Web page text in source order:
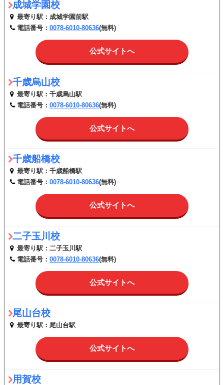
成城学園校
最寄り駅：成城学園前駅
電話番号： 0078-6010-80636(無料)
公式サイトへ
千歳烏山校
最寄り駅：千歳烏山駅
電話番号： 0078-6010-80636(無料)
公式サイトへ
千歳船橋校
最寄り駅：千歳船橋駅
電話番号： 0078-6010-80636(無料)
公式サイトへ
二子玉川校
最寄り駅：二子玉川駅
電話番号： 0078-6010-80636(無料)
公式サイトへ
尾山台校
最寄り駅：尾山台駅
公式サイトへ
用賀校